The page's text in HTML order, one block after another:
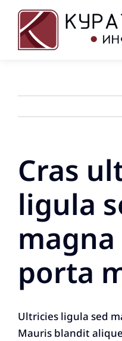
Skip
content
Cras
ligula
porta
Ultricies ligula sed
Mauris blandit